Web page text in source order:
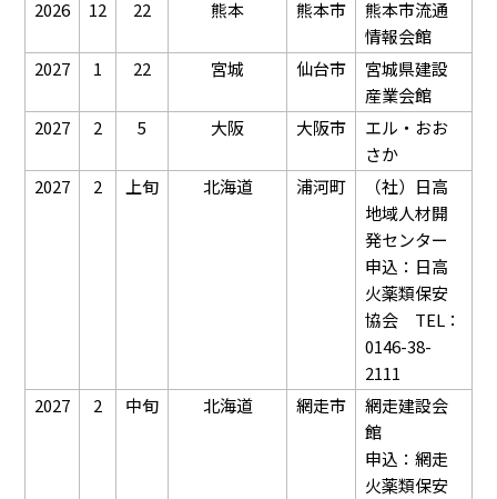
2026
12 22 熊本 熊本市
熊本市流通
情報会館
2027
1 22 宮城 仙台市
宮城県建設
産業会館
2027
2 5 大阪 大阪市
エル・おお
さか
2027
2 上旬 北海道 浦河町
（社）日高
地域人材開
発センター
申込：日高
火薬類保安
協会 TEL：
0146-38-
2111
2027
2 中旬 北海道 網走市
網走建設会
館
申込：網走
火薬類保安